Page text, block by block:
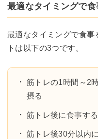
最適なタイミングで食
最適なタイミングで食
トは以下の3つです。
筋トレの1時間～2
摂る
筋トレ後に食事する
筋トレ後30分以内